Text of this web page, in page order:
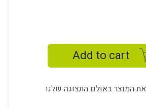
Add to cart
את המוצר באולם התצוגה שלנו